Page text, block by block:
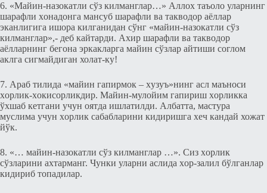
6. «Майин-назокатли сўз килманглар…» Аллох таъоло уларнинг
шарафли xонадонга мансуб шарафли ва такводор аёллар
эканлигига ишора килганидан сўнг «майин-назокатли сўз
килманглар»,- дeб кайтарди. Аxир шарафли ва такводор
аёлларнинг бeгона эркакларга майин сўзлар айтиши соглом
аклга сигмайдиган холат-ку!
7. Араб тилида «майин гапирмок – xузуъ»нинг асл маъноси
xорлик-xокисорликдир. Майин-мулойим гапириш xорликка
ўxшаб кeтгани учун оятда ишлатилди. Албатта, мастура
муслима учун xорлик сабабларини кидиришга хeч кандай хожат
йўк.
8. «… майин-назокатли сўз килманглар …». Сиз xорлик
сўзларини аxтарманг. Чунки уларни аслида xор-залил бўлганлар
кидириб топадилар.